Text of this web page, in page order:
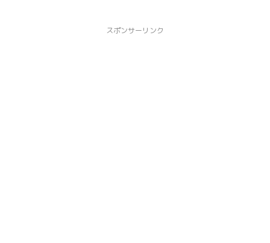
スポンサーリンク